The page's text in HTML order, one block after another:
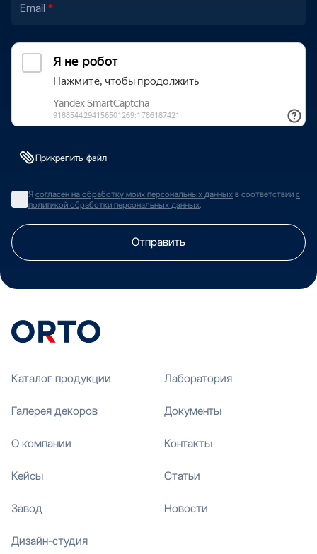
Email
Прикрепить файл
Я согласен на обработку моих персональных данных в соответствии с
политикой обработки персональных данных.
Отправить
Каталог продукции
Галерея декоров
О компании
Кейсы
Завод
Дизайн-студия
Лаборатория
Документы
Контакты
Статьи
Новости